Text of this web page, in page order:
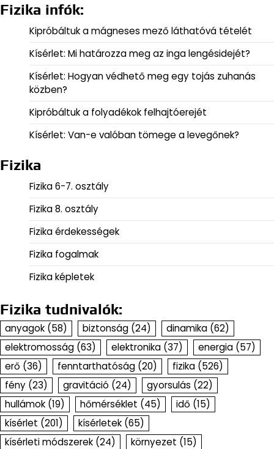
Fizika infók:
Kipróbáltuk a mágneses mező láthatóvá tételét
Kísérlet: Mi határozza meg az inga lengésidejét?
Kísérlet: Hogyan védhető meg egy tojás zuhanás
közben?
Kipróbáltuk a folyadékok felhajtóerejét
Kísérlet: Van-e valóban tömege a levegőnek?
Fizika
Fizika 6-7. osztály
Fizika 8. osztály
Fizika érdekességek
Fizika fogalmak
Fizika képletek
Fizika tudnivalók:
anyagok (58) biztonság (24) dinamika (62)
elektromosság (63) elektronika (37) energia (57)
erő (36) fenntarthatóság (20) fizika (526)
fény (23) gravitáció (24) gyorsulás (22)
hullámok (19) hőmérséklet (45) idő (15)
kísérlet (201) kísérletek (65)
kísérleti módszerek (24) környezet (15)